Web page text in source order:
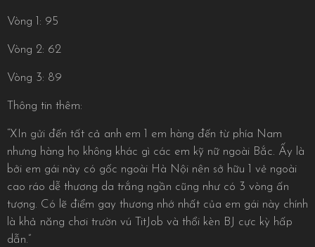
Vòng 1: 95
Vòng 2: 62
Vòng 3: 89
Thông tin thêm:
“XIn gửi đến tất cả anh em 1 em hàng đến từ phía Nam
nhưng hàng họ không khác gì các em kỹ nữ ngoài Bắc. Ấy là
bởi em gái này có gốc ngoài Hà Nội nên sở hữu 1 vẻ ngoài
cao ráo dễ thương da trắng ngần cũng như có 3 vòng ấn
tượng. Có lẽ điểm gay thương nhớ nhất của em gái này chính
là khả năng chơi trườn vú TitJob và thổi kèn BJ cực kỳ hấp
dẫn.”